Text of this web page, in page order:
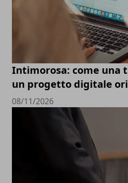
Intimorosa: come una
un progetto digitale
08/11/2026